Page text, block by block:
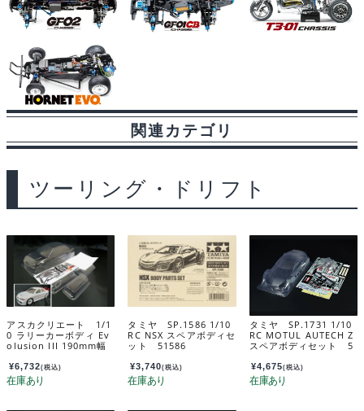
関連カテゴリ
ツーリング・ドリフト
アスカクリエート 1/1
0 ラリーカーボディ Ev
olusion III 190mm幅
¥6,732(税込)
タミヤ SP.1586 1/10
RC NSX スペアボディセ
ット 51586
¥3,740(税込)
タミヤ SP.1731 1/10
RC MOTUL AUTECH Z
スペアボディセット 5
¥4,675(税込)